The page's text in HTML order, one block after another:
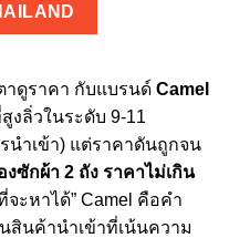
าดูราคา กับแบรนด์ Camel
ลิ่วในระดับ 9-11
นำเข้า) แต่ราคาดันถูกจน
งซักผ้า 2 ถัง ราคาไม่เกิน
ะหาได้” Camel คือคำ
สินค้านำเข้าที่เน้นความ